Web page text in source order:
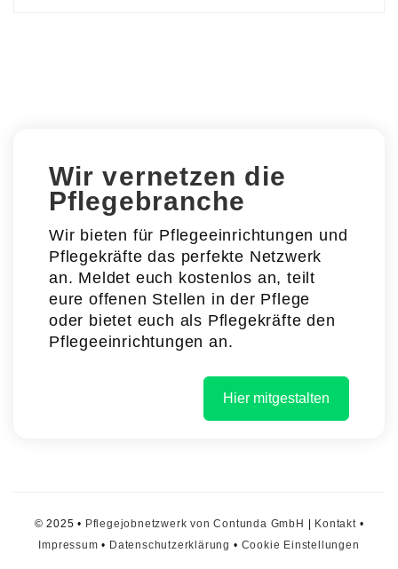
Wir vernetzen die
Pflegebranche
Wir bieten für Pflegeeinrichtungen und
Pflegekräfte das perfekte Netzwerk
an. Meldet euch kostenlos an, teilt
eure offenen Stellen in der Pflege
oder bietet euch als Pflegekräfte den
Pflegeeinrichtungen an.
Hier mitgestalten
© 2025 • Pflegejobnetzwerk von Contunda GmbH Kontakt•
Impressum • Datenschutzerklärung • Cookie Einstellungen